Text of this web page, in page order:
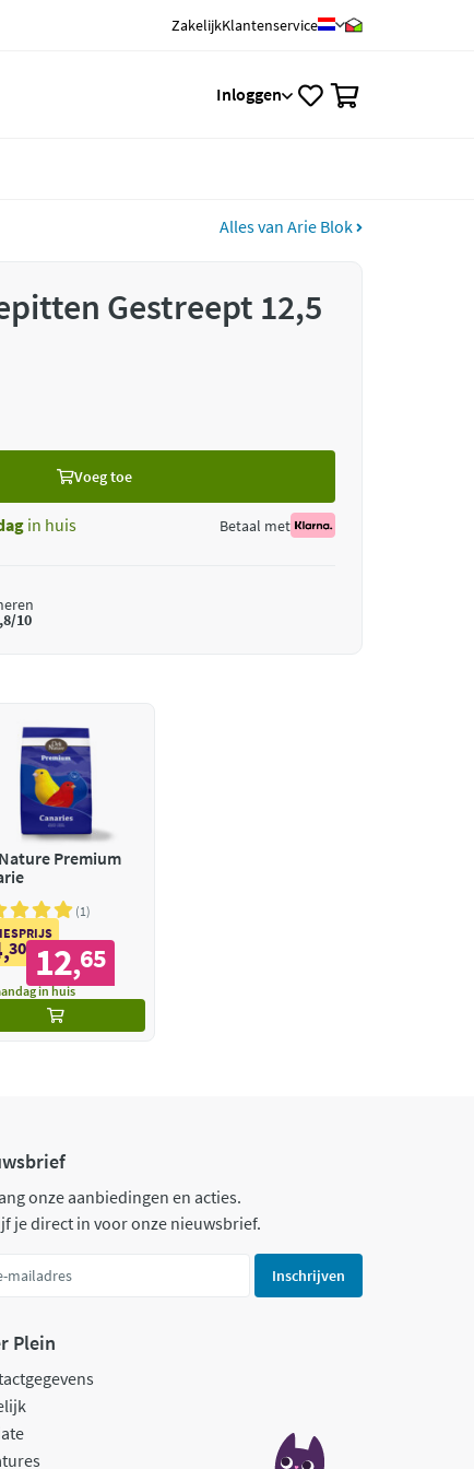
ZakelijkKlantenservice
Inloggen
Alles van Arie Blok
Gestreept 12,5
Voeg toe
in huis Betaal met
10
Premium
1
,30 12,65
in huis
onze aanbiedingen en acties.
je direct in voor onze nieuwsbrief.
Inschrijven
Plein